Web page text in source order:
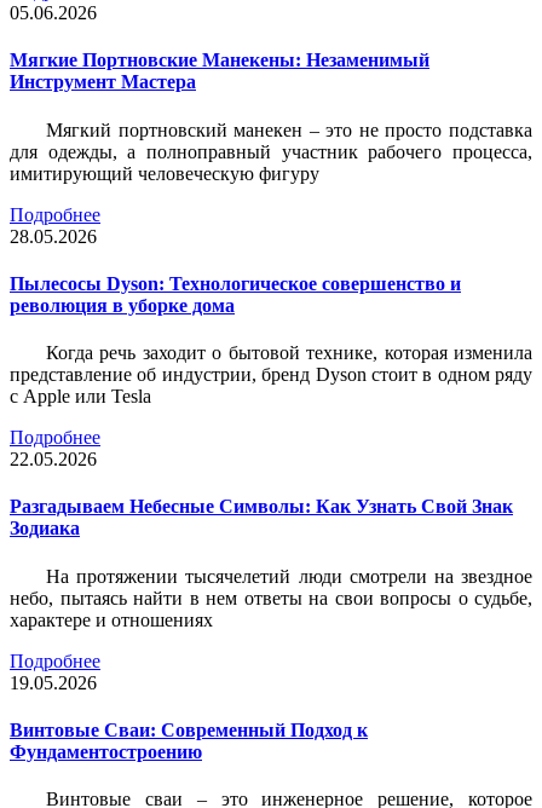
05.06.2026
Мягкие Портновские Манекены: Незаменимый
Инструмент Мастера
Мягкий портновский манекен – это не просто подставка
для одежды, а полноправный участник рабочего процесса,
имитирующий человеческую фигуру
Подробнее
28.05.2026
Пылесосы Dyson: Технологическое совершенство и
революция в уборке дома
Когда речь заходит о бытовой технике, которая изменила
представление об индустрии, бренд Dyson стоит в одном ряду
с Apple или Tesla
Подробнее
22.05.2026
Разгадываем Небесные Символы: Как Узнать Свой Знак
Зодиака
На протяжении тысячелетий люди смотрели на звездное
небо, пытаясь найти в нем ответы на свои вопросы о судьбе,
характере и отношениях
Подробнее
19.05.2026
Винтовые Сваи: Современный Подход к
Фундаментостроению
Винтовые сваи – это инженерное решение, которое